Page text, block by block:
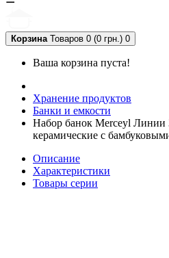
Корзина Товаров 0 (0 грн.) 0
Ваша корзина пуста!
Хранение продуктов
Банки и емкости
Набор банок Merceyl Линии
керамические с
Описание
Характеристики
Товары серии